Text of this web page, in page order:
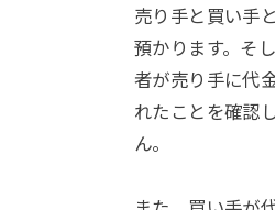
売り手と買い手
預かります。そ
者が売り手に代
れたことを確認
ん。